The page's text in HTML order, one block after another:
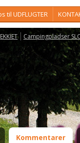
til UDFLUGTER
Campingpladser
Kommentarer